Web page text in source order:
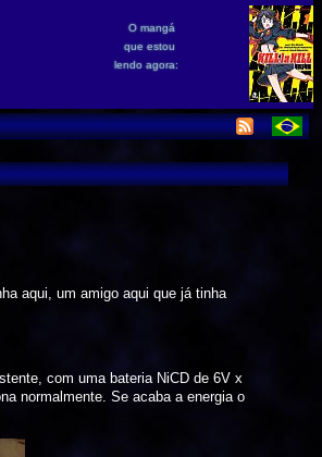
O mangá
que estou
lendo agora:
aqui, um amigo aqui que já tinha
com uma bateria NiCD de 6V x
normalmente. Se acaba a energia o